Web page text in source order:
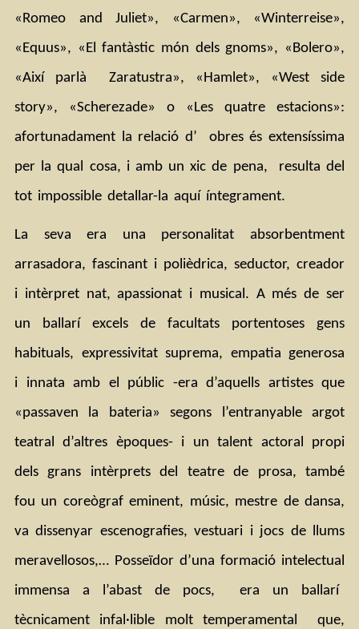
«Romeo and Juliet», «Carmen», «Winterreise»,
«Equus», «El fantàstic món dels gnoms», «Bolero»,
«Així parlà  Zaratustra», «Hamlet», «West side
story», «Scherezade» o «Les quatre estacions»:
afortunadament la relació d’  obres és extensíssima
per la qual cosa, i amb un xic de pena,  resulta del
tot impossible detallar-la aquí íntegrament.
La seva era una personalitat absorbentment
arrasadora, fascinant i polièdrica, seductor, creador
i intèrpret nat, apassionat i musical. A més de ser
un ballarí excels de facultats portentoses gens
habituals, expressivitat suprema, empatia generosa
i innata amb el públic -era d’aquells artistes que
«passaven la bateria» segons l’entranyable argot
teatral d’altres èpoques- i un talent actoral propi
dels grans intèrprets del teatre de prosa, també
fou un coreògraf eminent, músic, mestre de dansa,
va dissenyar escenografies, vestuari i jocs de llums
meravellosos,… Posseïdor d’una formació intelectual
immensa a l’abast de pocs,  era un ballarí
tècnicament infal·lible molt temperamental  que,